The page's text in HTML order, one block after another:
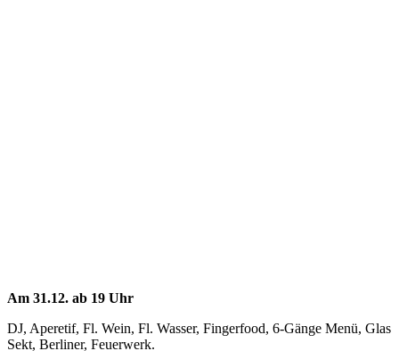
Am 31.12. ab 19 Uhr
DJ, Aperetif, Fl. Wein, Fl. Wasser, Fingerfood, 6-Gänge Menü, Glas
Sekt, Berliner, Feuerwerk.